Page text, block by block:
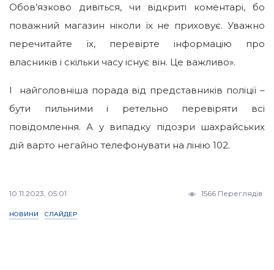
Обов’язково дивіться, чи відкриті коментарі, бо
поважний магазин ніколи їх не приховує. Уважно
перечитайте їх, перевірте інформацію про
власників і скільки часу існує він. Це важливо».
І найголовніша порада від представників поліції –
бути пильними і ретельно перевіряти всі
повідомлення. А у випадку підозри шахрайських
дій варто негайно телефонувати на лінію 102.
10.11.2023, 05:01 1566 Переглядів
НОВИНИ СЛАЙДЕР